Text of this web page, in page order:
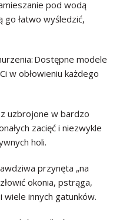
pod wodą
go łatwo wyśledzić,
Dostępne modele
w obłowieniu każdego
uzbrojone w bardzo
zacięć i niezwykle
holi.
przynęta „na
okonia, pstrąga,
wiele innych gatunków.